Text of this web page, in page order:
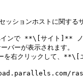
ションホストに関する
ンで **\[サイト]** ノー
ーが表示されます。
を右クリックして、**\[